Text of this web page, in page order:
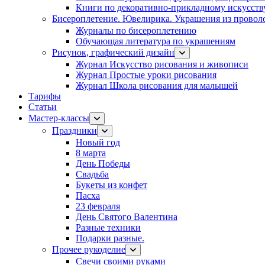
Книги по декоративно-прикладному
Бисероплетение. Ювелирика. Украшения из
Журналы по бисероплетению
Обучающая литература по украшениям
Рисунок, графический дизайн
Журнал Искусство рисования и живописи
Журнал Простые уроки рисования
Журнал Школа рисования для малышей
Тарифы
Статьи
Мастер-классы
Праздники
Новый год
8 марта
День Победы
Свадьба
Букеты из конфет
Пасха
23 февраля
День Святого Валентина
Разные техники
Подарки разные.
Прочее рукоделие
Свечи своими руками